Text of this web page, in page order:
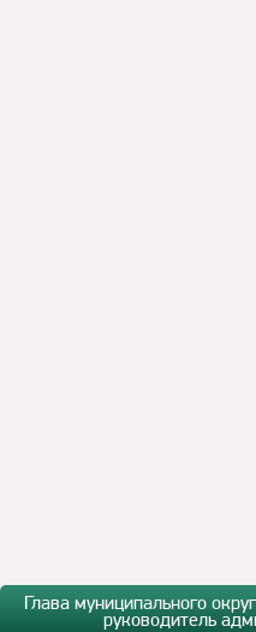
Глава муниципального
руководитель